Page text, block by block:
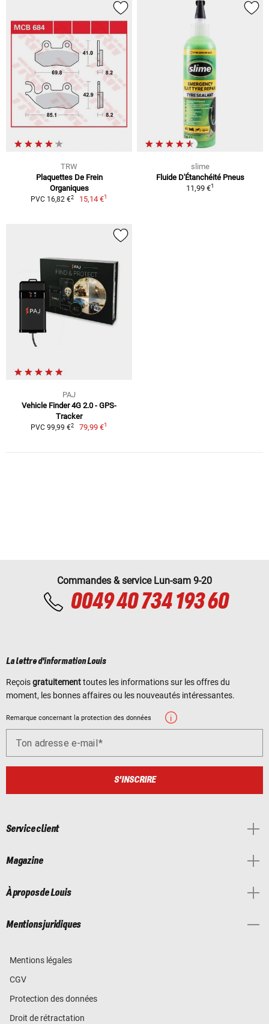
TRW
Plaquettes De Frein
Organiques
PVC 16,82 €2 15,14 €1
slime
Fluide D'Étanchéité Pneus
11,99 €1
PAJ
Vehicle Finder 4G 2.0 - GPS-
Tracker
PVC 99,99 €2 79,99 €1
Commandes & service Lun-sam 9-20
0049 40 734 193 60
La lettre d'information Louis
Reçoisgratuitementtoutes les informations sur les offres du
moment, les bonnes affaires ou les nouveautés intéressantes.
Remarque concernant la protection des données
Ton adresse e-mail
S'INSCRIRE
Service client
Magazine
À propos de Louis
Mentions juridiques
Mentions légales
CGV
Protection des données
Droit de rétractation